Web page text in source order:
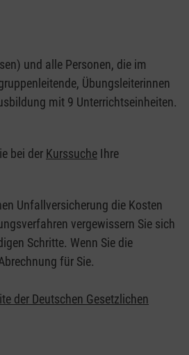
und alle Personen, die im
Übungsleiterinnen
mit 9 Unterrichtseinheiten.
bei der Kurssuche Ihre
Unfallversicherung die Kosten
vergewissern Sie sich
Schritte. Wenn Sie die
für Sie.
der Deutschen Gesetzlichen